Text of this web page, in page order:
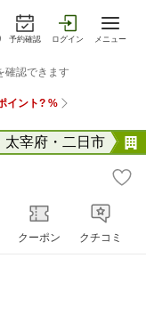
予約確認 ログイン メニュー
太宰府・二日市
クーポン クチコミ